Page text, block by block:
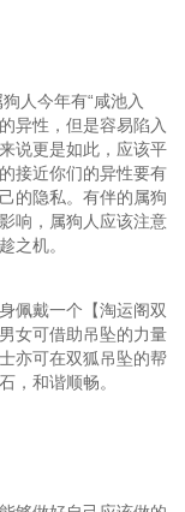
人今年有“咸池入
异性，但是容易陷入
说更是如此，应该平
接近你们的异性要有
的隐私。有伴的属狗
响，属狗人应该注意
之机。
佩戴一个【淘运阁双
女可借助吊坠的力量
亦可在双狐吊坠的帮
，和谐顺畅。